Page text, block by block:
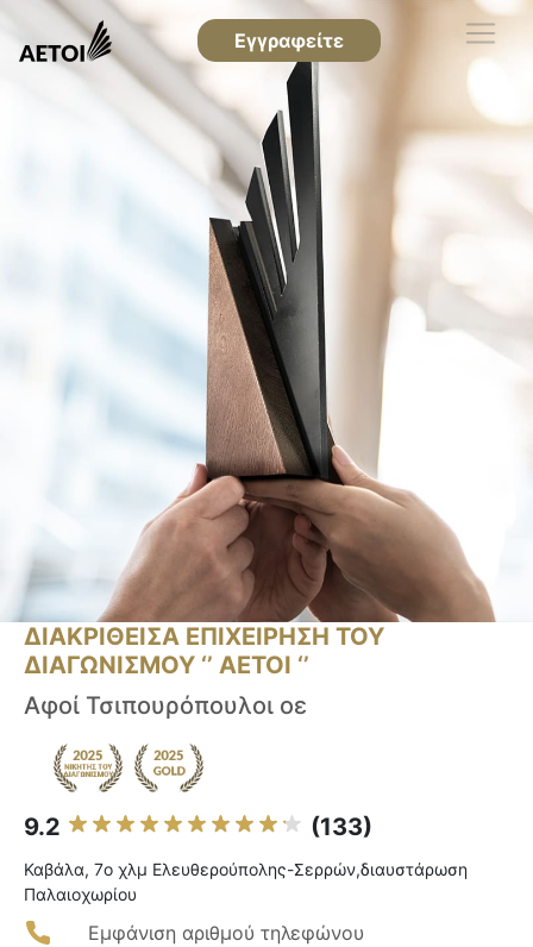
Εγγραφείτε
ΔΙΑΚΡΙΘΕΙΣΑ ΕΠΙΧΕΙΡΗΣΗ ΤΟΥ
ΔΙΑΓΩΝΙΣΜΟΥ ‘’ ΑΕΤΟΙ ‘’
Αφοί Τσιπουρόπουλοι οε
9.2 (133)
Καβάλα, 7o χλμ Ελευθερούπολης-Σερρών,διαυστάρωση
Παλαιοχωρίου
Εμφάνιση αριθμού τηλεφώνου